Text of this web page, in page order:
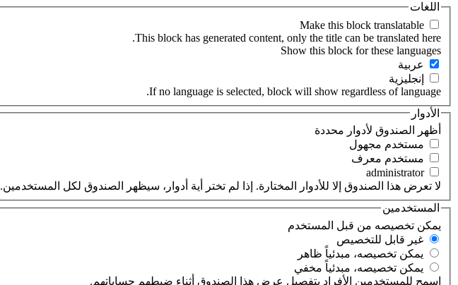
اللغات
This block has generated content, only the title can be translated here.
‏عربية ‏
‏إنجليزية ‏
If no language is selected, block will show regardless of language.
الأدوار
‏أظهر الصندوق لأدوار محددة ‏
‏مستخدم مجهول ‏
‏مستخدم معرف ‏
لا تعرض هذا الصندوق إلا للأدوار المختارة. إذا لم تختر أية أدوار، سيظهر الصندوق لكل المستخدمين.
المستخدمين
‏يمكن تخصيصه من قبل المستخدم ‏
‏غير قابل للتخصيص ‏
‏يمكن تخصيصه، مبدئياً ظاهر ‏
‏يمكن تخصيصه، مبدئياً مخفي ‏
اسمح للمستخدمين الأفراد بتفصيل عرض هذا الصندوق أثناء ضبطهم حساباتهم.